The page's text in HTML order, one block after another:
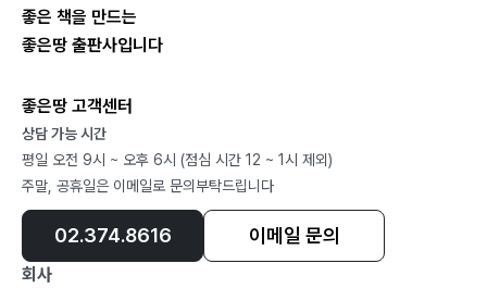
프랑스 France
페흐 라쉐즈 Pere Lachaise ─ 148
그녀는 요리사였다 ─ 152
바쁘다 바빠 ─ 155
꽃향기 가득한 니스 ─ 163
공포의 밤 ─ 167
좋은 책을 만드는
좋은땅 출판사입니다
좋은땅 고객센터
상담 가능 시간
평일 오전 9시 ~ 오후 6시 (점심 시간 12 ~ 1시 제외)
주말, 공휴일은 이메일로 문의부탁드립니다
02.374.8616 이메일 문의
회사